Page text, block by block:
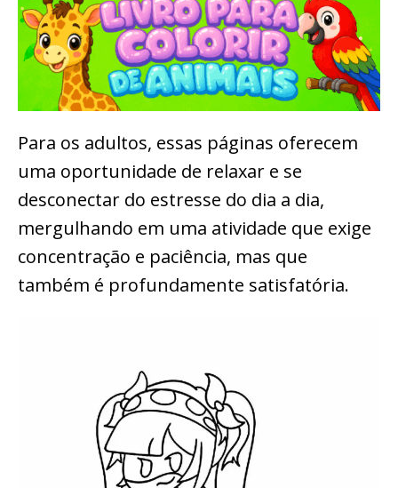
Para os adultos, essas páginas oferecem
uma oportunidade de relaxar e se
desconectar do estresse do dia a dia,
mergulhando em uma atividade que exige
concentração e paciência, mas que
também é profundamente satisfatória.